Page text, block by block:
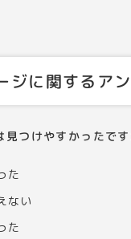
ジに関するア
見つけやすかったです
た
ない
た